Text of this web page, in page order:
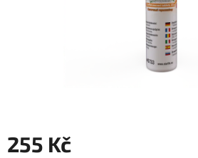
255 Kč